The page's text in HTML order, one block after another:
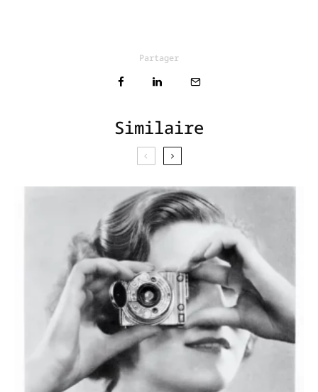
Partager
Similaire